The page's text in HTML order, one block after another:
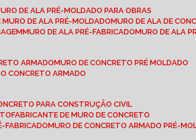
MURO DE ALA PRÉ-MOLDADO PARA OBRAS
MURO DE ALA PRÉ-MOLDADO
MURO DE ALA DE
MURO DE ALA PRÉ-FABRICADO
MURO DE ALA
ARMADO
MURO DE CONCRETO PRÉ MOLDADO
CONCRETO ARMADO
PARA CONSTRUÇÃO CIVIL
FABRICANTE DE MURO DE CONCRETO
FABRICADO
MURO DE CONCRETO ARMADO PRÉ-